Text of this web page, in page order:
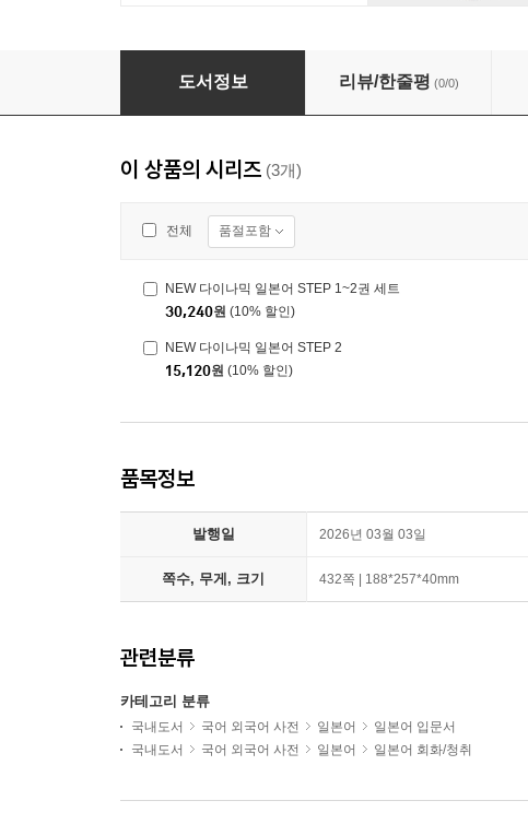
NEW 다이나믹 일본어 STEP 1~2권 세트
도서정보 리뷰/한줄평 (0/0)
이 상품의 시리즈 (3개)
전체 품절포함
NEW 다이나믹 일본어 STEP 1~2권 세트
30,240원 (10% 할인)
NEW 다이나믹 일본어 STEP 2
15,120원 (10% 할인)
품목정보
발행일 2026년 03월 03일
쪽수, 무게, 크기 432쪽 | 188*257*40mm
관련분류
카테고리 분류
국내도서 국어 외국어 사전 일본어
일본어 입문서
국내도서
국어 외국어 사전 일본어 일본어 회화/청취